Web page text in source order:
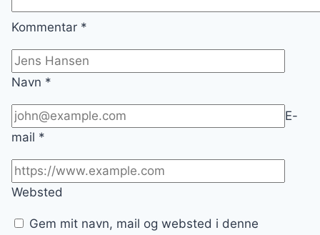
Kommentar *
Navn *
E-
mail *
Websted
Gem mit navn, mail og websted i denne